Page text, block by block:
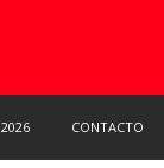
CONTACTO